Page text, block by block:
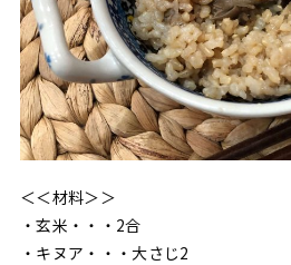
＜＜材料＞＞
・玄米・・・2合
・キヌア・・・大さじ2